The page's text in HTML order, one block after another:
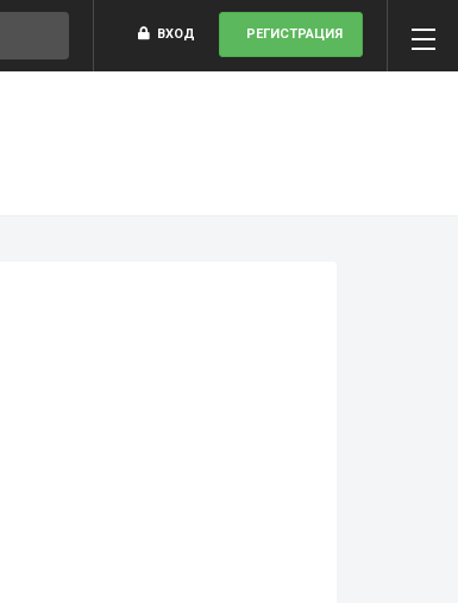
ВХОД РЕГИСТРАЦИЯ